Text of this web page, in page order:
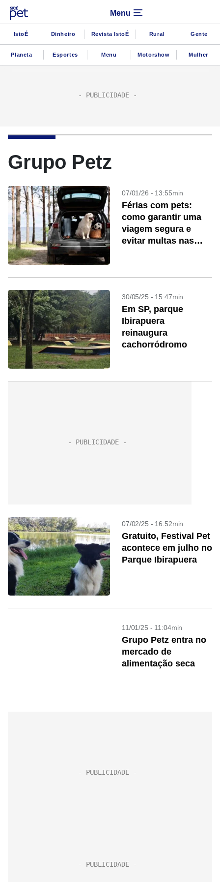
Menu
IstoÉ Dinheiro Revista IstoÉ Rural Gente
Planeta Esportes Menu Motorshow Mulher
Grupo Petz
07/01/26 - 13:55min
Férias com pets:
como garantir uma
viagem segura e
evitar multas nas
30/05/25 - 15:47min
Em SP, parque
Ibirapuera
reinaugura
cachorródromo
07/02/25 - 16:52min
Gratuito, Festival Pet
acontece em julho no
Parque Ibirapuera
11/01/25 - 11:04min
Grupo Petz entra no
mercado de
alimentação seca